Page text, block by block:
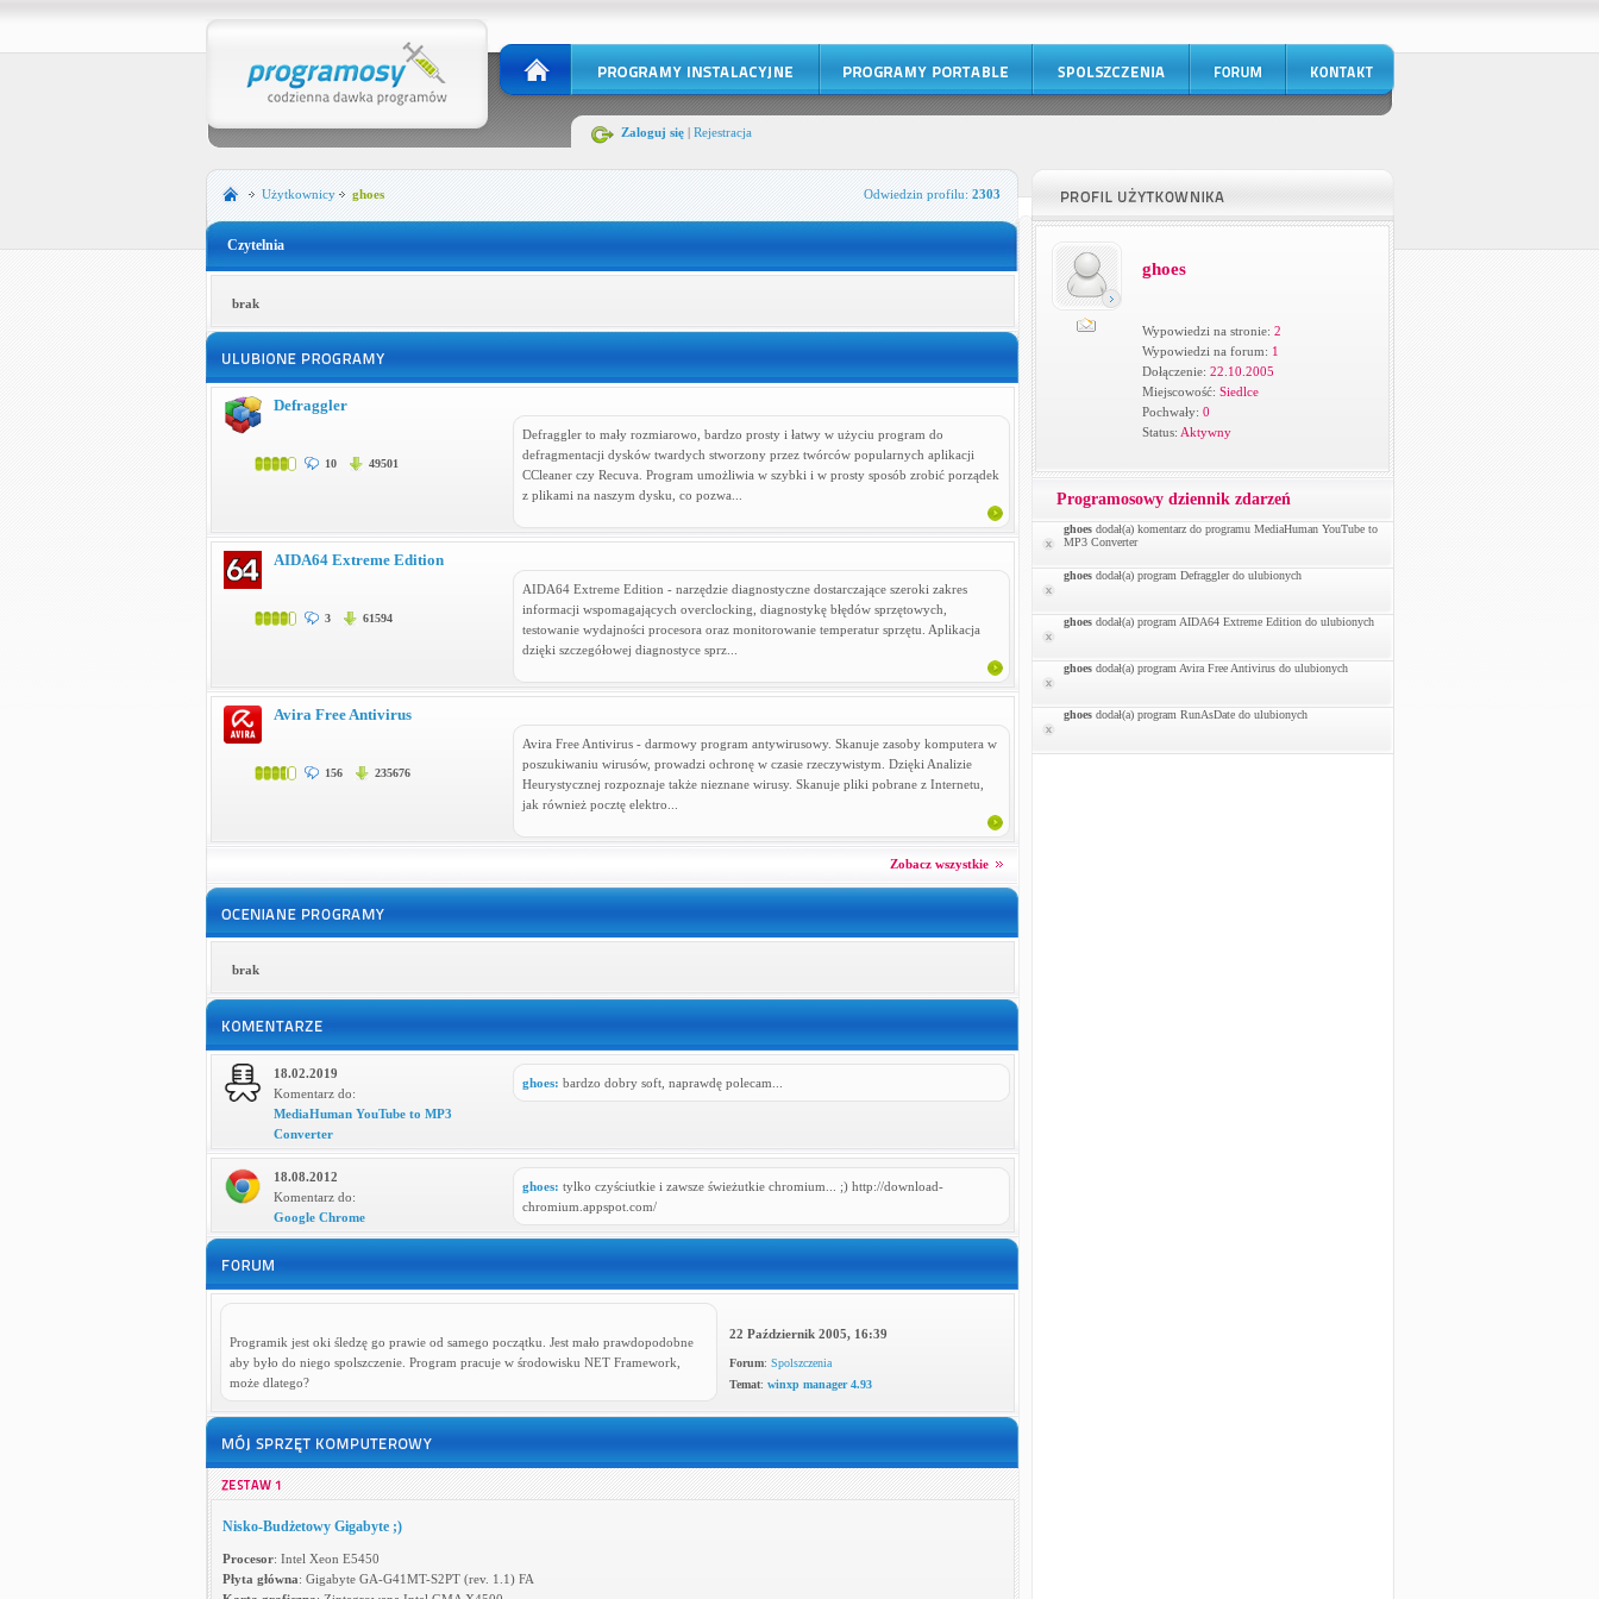
Zaloguj się| Rejestracja
Użytkownicy ghoes Odwiedzin profilu:2303
Czytelnia
brak
Defraggler to mały rozmiarowo, bardzo prosty i łatwy w użyciu program do
defragmentacji dysków twardych stworzony przez twórców popularnych aplikacji
CCleaner czy Recuva. Program umożliwia w szybki i w prosty sposób zrobić porządek
z plikami na naszym dysku, co pozwa...
Defraggler
10 49501
AIDA64 Extreme Edition - narzędzie diagnostyczne dostarczające szeroki zakres
informacji wspomagających overclocking, diagnostykę błędów sprzętowych,
testowanie wydajności procesora oraz monitorowanie temperatur sprzętu. Aplikacja
dzięki szczegółowej diagnostyce sprz...
AIDA64 Extreme Edition
3 61594
Avira Free Antivirus - darmowy program antywirusowy. Skanuje zasoby komputera w
poszukiwaniu wirusów, prowadzi ochronę w czasie rzeczywistym. Dzięki Analizie
Heurystycznej rozpoznaje także nieznane wirusy. Skanuje pliki pobrane z Internetu,
jak również pocztę elektro...
Avira Free Antivirus
156 235676
Zobacz wszystkie
brak
ghoes: bardzo dobry soft, naprawdę polecam...
18.02.2019
Komentarz do:
MediaHuman YouTube to MP3
Converter
ghoes: tylko czyściutkie i zawsze świeżutkie chromium... ;) http://download-
chromium.appspot.com/
18.08.2012
Komentarz do:
Google Chrome
Programik jest oki śledzę go prawie od samego początku. Jest mało prawdopodobne
aby było do niego spolszczenie. Program pracuje w środowisku NET Framework,
może dlatego?
22 Październik 2005, 16:39
Forum: Spolszczenia
Temat: winxp manager 4.93
Nisko-Budżetowy Gigabyte ;)
Procesor: Intel Xeon E5450
Płyta główna: Gigabyte GA-G41MT-S2PT (rev. 1.1) FA
ghoes
Wypowiedzi na stronie: 2
Wypowiedzi na forum: 1
Dołączenie: 22.10.2005
Miejscowość: Siedlce
Pochwały: 0
Status: Aktywny
Programosowy dziennik zdarzeń
ghoesdodał(a) komentarz do programu MediaHuman YouTube to
MP3 Converter
ghoesdodał(a) program Defraggler do ulubionych
ghoesdodał(a) program AIDA64 Extreme Edition do ulubionych
ghoesdodał(a) program Avira Free Antivirus do ulubionych
ghoesdodał(a) program RunAsDate do ulubionych